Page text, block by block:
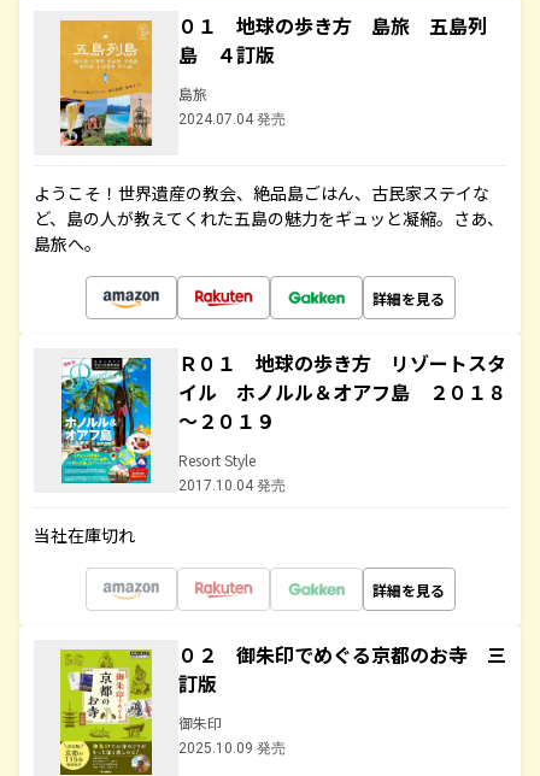
０１ 地球の歩き方 島旅 五島列
島 ４訂版
島旅
2024.07.04 発売
ようこそ！世界遺産の教会、絶品島ごはん、古民家ステイな
ど、島の人が教えてくれた五島の魅力をギュッと凝縮。さあ、
島旅へ。
詳細を見る
Ｒ０１ 地球の歩き方 リゾートスタ
イル ホノルル＆オアフ島 ２０１８
～２０１９
Resort Style
2017.10.04 発売
当社在庫切れ
詳細を見る
０２ 御朱印でめぐる京都のお寺 三
訂版
御朱印
2025.10.09 発売